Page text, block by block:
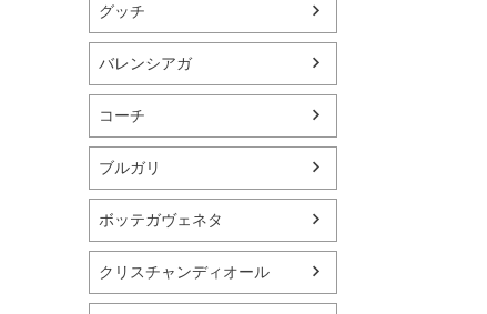
グッチ
バレンシアガ
コーチ
ブルガリ
ボッテガヴェネタ
クリスチャンディオール